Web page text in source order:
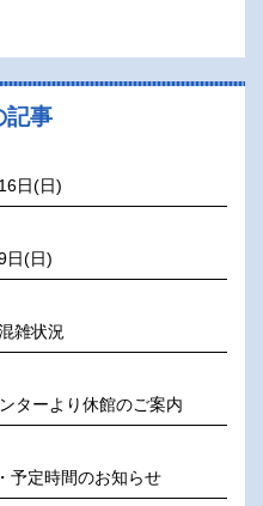
記事
日(日)
日(日)
雑状況
ターより休館のご案内
予定時間のお知らせ